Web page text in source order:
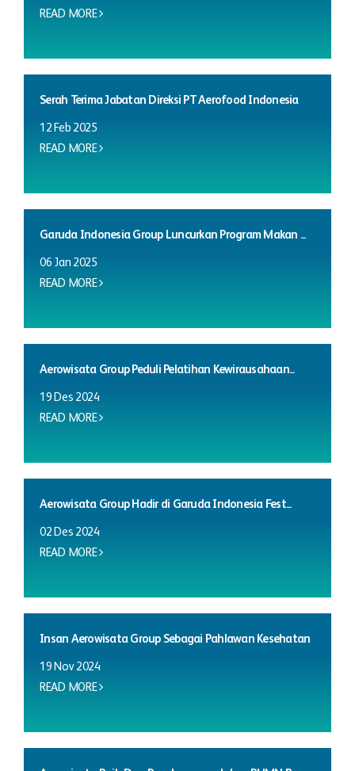
READ MORE
Serah Terima Jabatan Direksi PT Aerofood Indonesia
12 Feb 2025
READ MORE
Garuda Indonesia Group Luncurkan Program Makan ...
06 Jan 2025
READ MORE
Aerowisata Group Peduli Pelatihan Kewirausahaan...
19 Des 2024
READ MORE
Aerowisata Group Hadir di Garuda Indonesia Fest...
02 Des 2024
READ MORE
Insan Aerowisata Group Sebagai Pahlawan Kesehatan
19 Nov 2024
READ MORE